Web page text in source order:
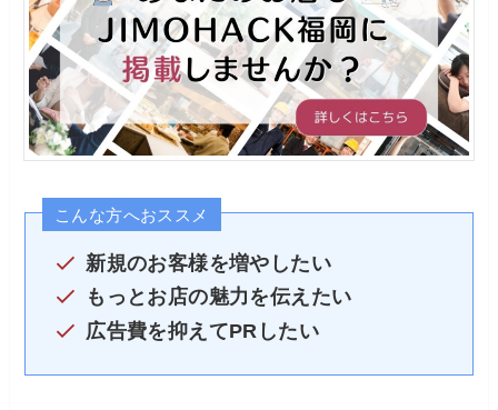
こんな方へおススメ
新規のお客様を増やしたい
もっとお店の魅力を伝えたい
広告費を抑えてPRしたい